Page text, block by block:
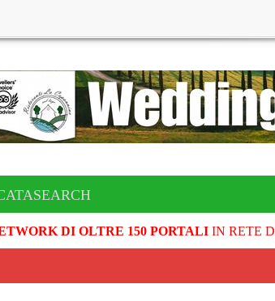
DI OLTRE 150 PORTALIIN RETE